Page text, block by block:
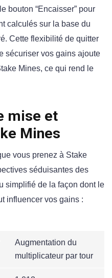
bouton “Encaisser” pour
calculés sur la base du
Cette flexibilité de quitter
sécuriser vos gains ajoute
Mines, ce qui rend le
mise et
Mines
vous prenez à Stake
séduisantes des
simplifié de la façon dont le
influencer vos gains :
Augmentation du
multiplicateur par tour